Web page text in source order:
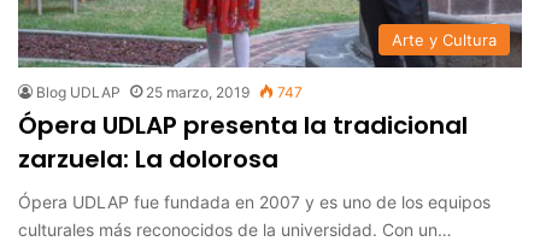
Arte y Cultura
Blog UDLAP 25 marzo, 2019 747
Ópera UDLAP presenta la tradicional
zarzuela: La dolorosa
Ópera UDLAP fue fundada en 2007 y es uno de los equipos
culturales más reconocidos de la universidad. Con un…